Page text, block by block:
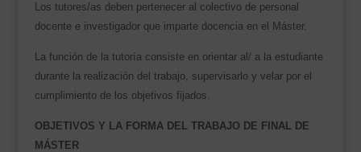
Los tutores/as deben pertenecer al colectivo de personal
docente e investigador que imparte docencia en el Máster.
La función de la tutoría consiste en orientar al/ a la estudiante
durante la realización del trabajo, supervisarlo y velar por el
cumplimiento de los objetivos fijados.
OBJETIVOS Y LA FORMA DEL TRABAJO DE FINAL DE
MÁSTER